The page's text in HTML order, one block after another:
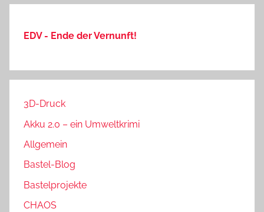
EDV - Ende der Vernunft!
3D-Druck
Akku 2.0 – ein Umweltkrimi
Allgemein
Bastel-Blog
Bastelprojekte
CHAOS